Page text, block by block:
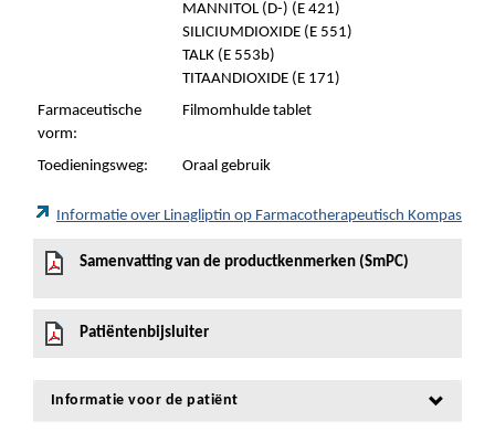
MANNITOL (D-) (E 421)
SILICIUMDIOXIDE (E 551)
TALK (E 553b)
TITAANDIOXIDE (E 171)
Farmaceutische
vorm:
Filmomhulde tablet
Toedieningsweg: Oraal gebruik
Informatie over Linagliptin op Farmacotherapeutisch Kompas
Samenvatting van de productkenmerken (SmPC)
Patiëntenbijsluiter
Informatie voor de patiënt